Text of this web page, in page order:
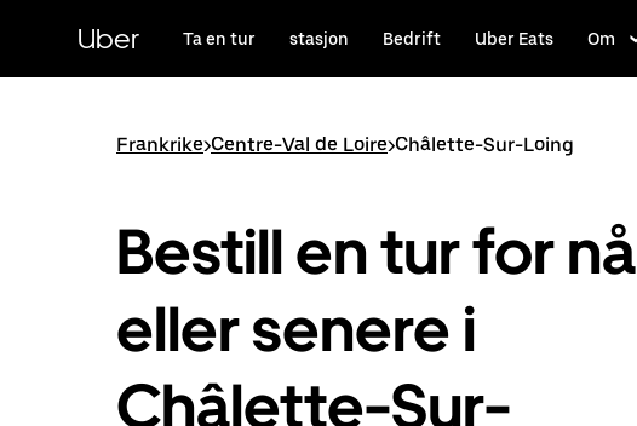
hovedinnholdet
Uber Ta en tur stasjon Bedrift Uber Eats Om
Frankrike>Centre-Val de Loire>Châlette-Sur-Loing
Bestill en tur for nå
eller senere i
Châlette-Sur-